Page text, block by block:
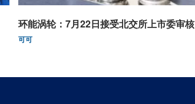
环能涡轮：7月22日接受北交所上市委审核
可可